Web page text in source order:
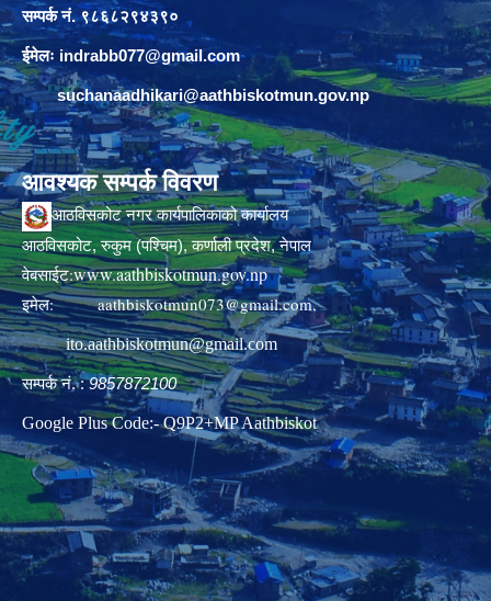
सम्पर्क नं. ९८६८२९४३९०
ईमेलः indrabb077@gmail.com
suchanaadhikari@aathbiskotmun.gov.np
आवश्यक सम्पर्क विवरण
आठविसकोट नगर कार्यपालिकाको कार्यालय
आठविसकोट, रुकुम (पश्चिम), कर्णाली प्रदेश, नेपाल
वेबसाईट:www.aathbiskotmun.gov.np
इमेल:aathbiskotmun073@gmail.com,
ito.aathbiskotmun@gmail.com
सम्पर्क नं. :9857872100
Google Plus Code:- Q9P2+MP Aathbiskot